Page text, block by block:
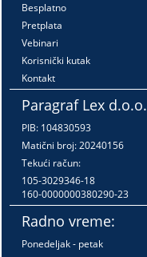
Besplatno
Pretplata
Vebinari
Korisnički kutak
Kontakt
Paragraf Lex d.o.o.
PIB: 104830593
Matični broj: 20240156
Tekući račun:
105-3029346-18
160-0000000380290-23
Radno vreme:
Ponedeljak - petak